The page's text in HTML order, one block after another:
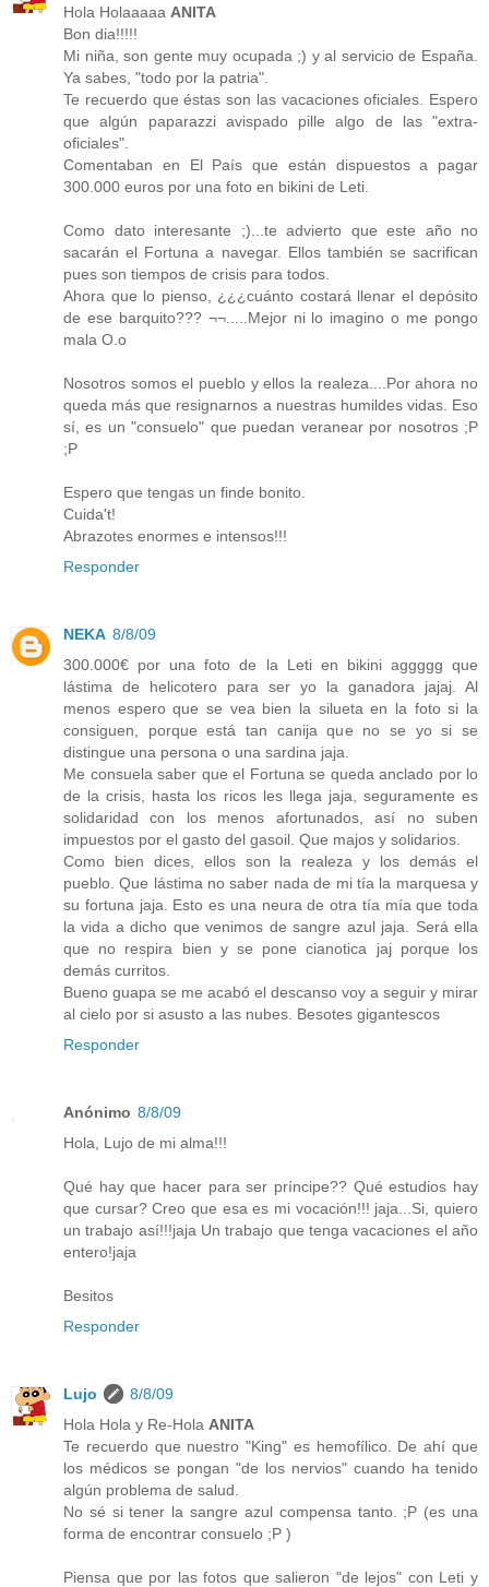
Hola Holaaaaa ANITA
Bon dia!!!!!
Mi niña, son gente muy ocupada ;) y al servicio de España.
Ya sabes, "todo por la patria".
Te recuerdo que éstas son las vacaciones oficiales. Espero
que algún paparazzi avispado pille algo de las "extra-
oficiales".
Comentaban en El País que están dispuestos a pagar
300.000 euros por una foto en bikini de Leti.
Como dato interesante ;)...te advierto que este año no
sacarán el Fortuna a navegar. Ellos también se sacrifican
pues son tiempos de crisis para todos.
Ahora que lo pienso, ¿¿¿cuánto costará llenar el depósito
de ese barquito??? ¬¬.....Mejor ni lo imagino o me pongo
mala O.o
Nosotros somos el pueblo y ellos la realeza....Por ahora no
queda más que resignarnos a nuestras humildes vidas. Eso
sí, es un "consuelo" que puedan veranear por nosotros ;P
;P
Espero que tengas un finde bonito.
Cuida't!
Abrazotes enormes e intensos!!!
Responder
NEKA 8/8/09
300.000€ por una foto de la Leti en bikini aggggg que
lástima de helicotero para ser yo la ganadora jajaj. Al
menos espero que se vea bien la silueta en la foto si la
consiguen, porque está tan canija que no se yo si se
distingue una persona o una sardina jaja.
Me consuela saber que el Fortuna se queda anclado por lo
de la crisis, hasta los ricos les llega jaja, seguramente es
solidaridad con los menos afortunados, así no suben
impuestos por el gasto del gasoil. Que majos y solidarios.
Como bien dices, ellos son la realeza y los demás el
pueblo. Que lástima no saber nada de mi tía la marquesa y
su fortuna jaja. Esto es una neura de otra tía mía que toda
la vida a dicho que venimos de sangre azul jaja. Será ella
que no respira bien y se pone cianotica jaj porque los
demás curritos.
Bueno guapa se me acabó el descanso voy a seguir y mirar
al cielo por si asusto a las nubes. Besotes gigantescos
Responder
Anónimo 8/8/09
Hola, Lujo de mi alma!!!
Qué hay que hacer para ser príncipe?? Qué estudios hay
que cursar? Creo que esa es mi vocación!!! jaja...Si, quiero
un trabajo así!!!jaja Un trabajo que tenga vacaciones el año
entero!jaja
Besitos
Responder
Lujo
8/8/09
Hola Hola y Re-Hola ANITA
Te recuerdo que nuestro "King" es hemofílico. De ahí que
los médicos se pongan "de los nervios" cuando ha tenido
algún problema de salud.
No sé si tener la sangre azul compensa tanto. ;P (es una
forma de encontrar consuelo ;P )
Piensa que por las fotos que salieron "de lejos" con Leti y